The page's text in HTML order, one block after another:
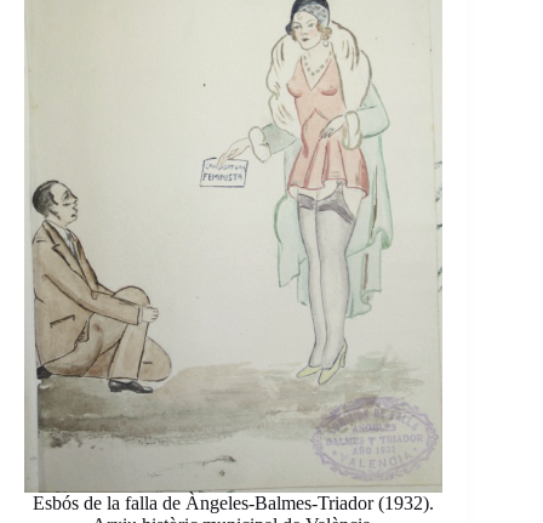
Esbós de la falla de Àngeles-Balmes-Triador (1932).